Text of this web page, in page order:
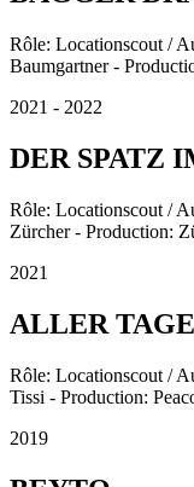
Rôle: Locationscout /
Baumgartner -
2021 - 2022
DER SPATZ
Rôle: Locationscout /
Zürcher - Production:
2021
ALLER
Rôle: Locationscout /
Tissi - Production:
2019